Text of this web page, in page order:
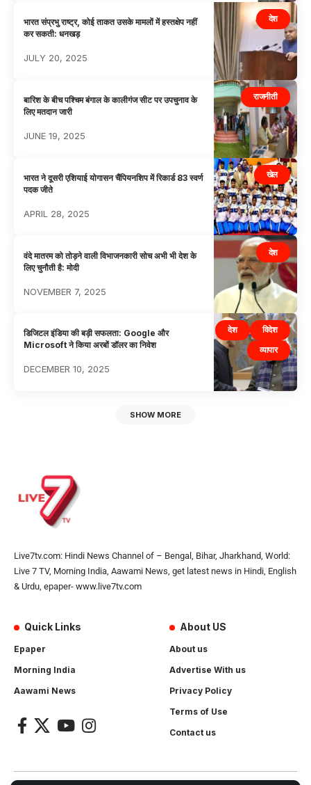
देश
भारत संप्रभु राष्ट्र, कोई ताकत उसके मामलों में हस्तक्षेप नहीं
कर सकती: धनखड़
JULY 20, 2025
राजनीती
बारिश के बीच पश्चिम बंगाल के कालीगंज सीट पर उपचुनाव के
लिए मतदान जारी
JUNE 19, 2025
खेल
भारत ने दूसरी एशियाई योगासन चैंपियनशिप में रिकार्ड 83 स्वर्ण
पदक जीते
APRIL 28, 2025
देश
वंदे मातरम को तोड़ने वाली विभाजनकारी सोच अभी भी देश के
लिए चुनौती है: मोदी
NOVEMBER 7, 2025
देश
विदेश
व्यापार
डिजिटल इंडिया की बड़ी सफलता: Google और
Microsoft ने किया अरबों डॉलर का निवेश
DECEMBER 10, 2025
SHOW MORE
Live7tv.com: Hindi News Channel of – Bengal, Bihar, Jharkhand, World:
Live 7 TV, Morning India, Aawami News, get latest news in Hindi, English
& Urdu, epaper- www.live7tv.com
Quick Links
Epaper
Morning India
Aawami News
About US
About us
Advertise With us
Privacy Policy
Terms of Use
Contact us